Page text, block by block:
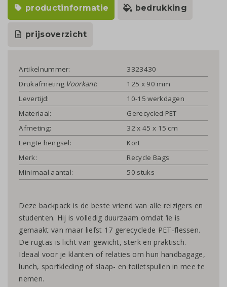
productinformatie bedrukking
prijsoverzicht
Artikelnummer:
3323430
Drukafmeting Voorkant:
125 x 90 mm
Levertijd:
10-15 werkdagen
Materiaal:
Gerecycled PET
Afmeting:
32 x 45 x 15 cm
Lengte hengsel:
Kort
Merk:
Recycle Bags
Minimaal aantal:
50 stuks
Deze backpack is de beste vriend van alle reizigers en
studenten. Hij is volledig duurzaam omdat ‘ie is
gemaakt van maar liefst 17 gerecyclede PET-flessen.
De rugtas is licht van gewicht, sterk en praktisch.
Ideaal voor je klanten of relaties om hun handbagage,
lunch, sportkleding of slaap- en toiletspullen in mee te
nemen.